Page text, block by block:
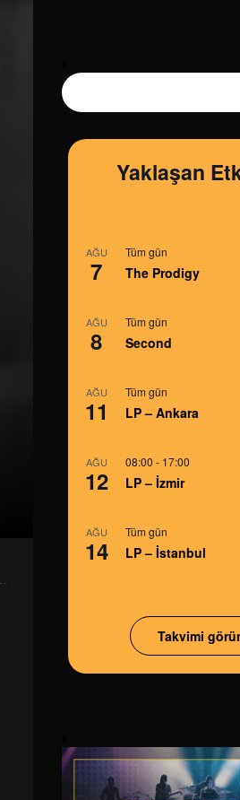
Yaklaşan
AĞU
7
Tüm gün
The Prodigy
AĞU
8
Tüm gün
Second
AĞU
11
Tüm gün
LP – Ankara
AĞU
12
08:00 - 17:00
LP – İzmir
AĞU
14
Tüm gün
LP – İstanbul
Takvimi